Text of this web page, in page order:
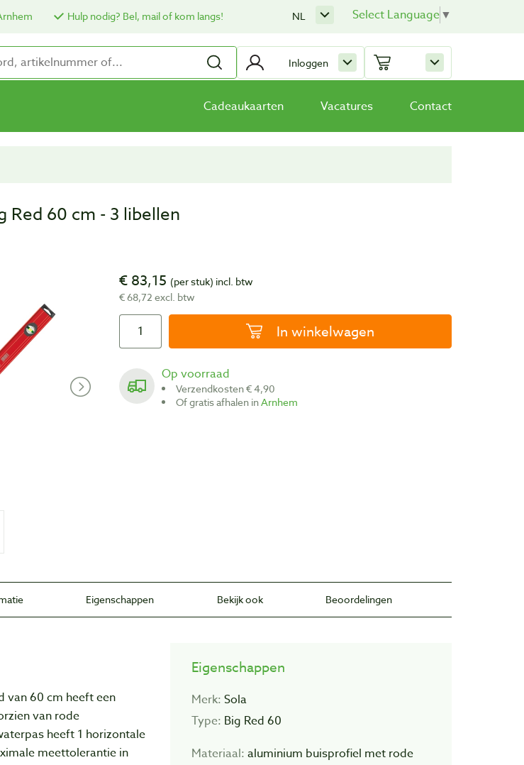
Hulp nodig? Bel, mail of kom langs! Select Language▼
NL
Inloggen
Cadeaukaarten Vacatures Contact
Red 60 cm - 3 libellen
€ 83,15 (per stuk) incl. btw
€ 68,72 excl. btw
In winkelwagen
Op voorraad
Verzendkosten € 4,90
Of gratis afhalen inArnhem
Eigenschappen Bekijk ook Beoordelingen
van 60 cm heeft een
van rode
heeft 1 horizontale
meettolerantie in
Eigenschappen
Merk: Sola
Type: Big Red 60
Materiaal: aluminium buisprofiel met rode